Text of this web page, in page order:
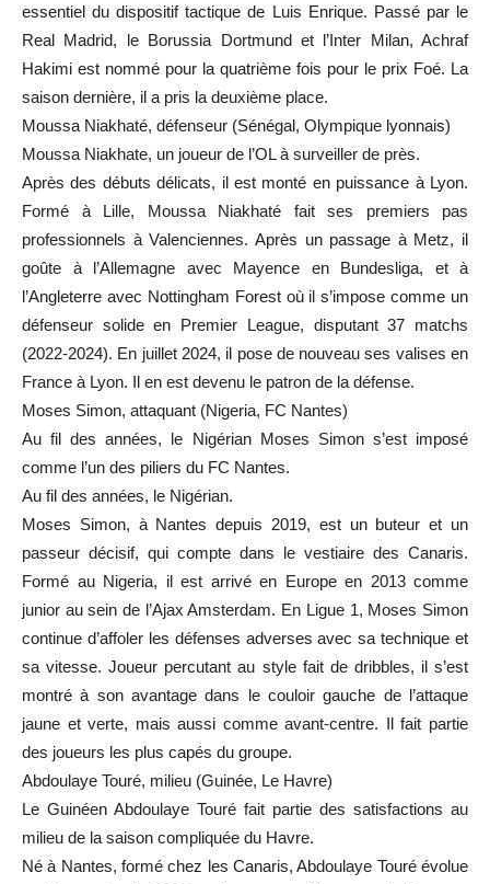
essentiel du dispositif tactique de Luis Enrique. Passé par le
Real Madrid, le Borussia Dortmund et l’Inter Milan, Achraf
Hakimi est nommé pour la quatrième fois pour le prix Foé. La
saison dernière, il a pris la deuxième place.
Moussa Niakhaté, défenseur (Sénégal, Olympique lyonnais)
Moussa Niakhate, un joueur de l’OL à surveiller de près.
Après des débuts délicats, il est monté en puissance à Lyon.
Formé à Lille, Moussa Niakhaté fait ses premiers pas
professionnels à Valenciennes. Après un passage à Metz, il
goûte à l’Allemagne avec Mayence en Bundesliga, et à
l’Angleterre avec Nottingham Forest où il s’impose comme un
défenseur solide en Premier League, disputant 37 matchs
(2022-2024). En juillet 2024, il pose de nouveau ses valises en
France à Lyon. Il en est devenu le patron de la défense.
Moses Simon, attaquant (Nigeria, FC Nantes)
Au fil des années, le Nigérian Moses Simon s’est imposé
comme l’un des piliers du FC Nantes.
Au fil des années, le Nigérian.
Moses Simon, à Nantes depuis 2019, est un buteur et un
passeur décisif, qui compte dans le vestiaire des Canaris.
Formé au Nigeria, il est arrivé en Europe en 2013 comme
junior au sein de l’Ajax Amsterdam. En Ligue 1, Moses Simon
continue d’affoler les défenses adverses avec sa technique et
sa vitesse. Joueur percutant au style fait de dribbles, il s’est
montré à son avantage dans le couloir gauche de l’attaque
jaune et verte, mais aussi comme avant-centre. Il fait partie
des joueurs les plus capés du groupe.
Abdoulaye Touré, milieu (Guinée, Le Havre)
Le Guinéen Abdoulaye Touré fait partie des satisfactions au
milieu de la saison compliquée du Havre.
Né à Nantes, formé chez les Canaris, Abdoulaye Touré évolue